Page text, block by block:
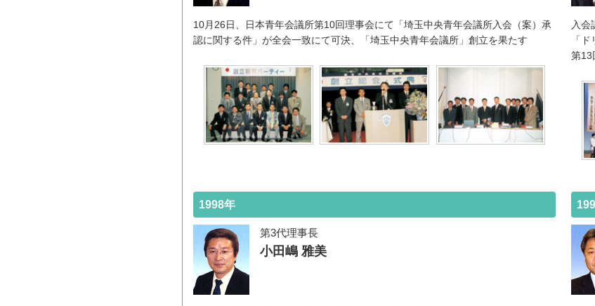
10月26日、日本青年会議所第10回理事会にて「埼玉中央青年会議所入会（案）承
認に関する件」が全会一致にて可決、「埼玉中央青年会議所」創立を果たす
入会
「
第13
1998年
第3代理事長
小田嶋 雅美